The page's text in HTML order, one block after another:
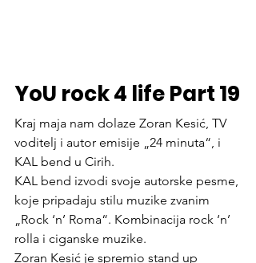
YoU rock 4 life Part 19
Kraj maja nam dolaze Zoran Kesić, TV
voditelj i autor emisije „24 minuta“, i
KAL bend u Cirih.
KAL bend izvodi svoje autorske pesme,
koje pripadaju stilu muzike zvanim
„Rock ‘n’ Roma“. Kombinacija rock ‘n’
rolla i ciganske muzike.
Zoran Kesić je spremio stand up